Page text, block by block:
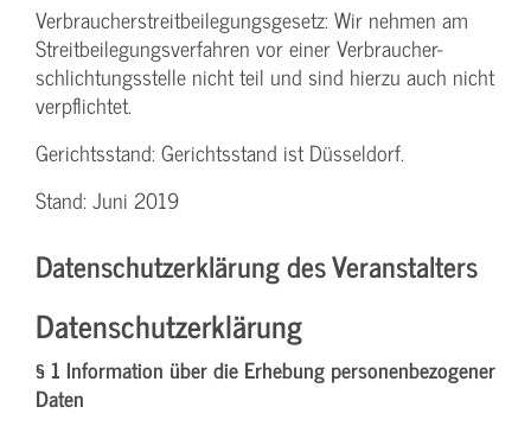
Verbraucher­streitbeilegungs­gesetz: Wir nehmen am
Streit­beilegungs­verfahren vor einer Verbraucher­
schlichtungs­stelle nicht teil und sind hierzu auch nicht
verpflichtet.
Gerichtsstand: Gerichtsstand ist Düsseldorf.
Stand: Juni 2019
Datenschutzerklärung des Veranstalters
Datenschutzerklärung
§ 1 Information über die Erhebung personenbezogener
Daten